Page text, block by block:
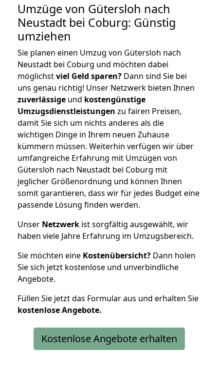
Umzüge von Gütersloh nach
Neustadt bei Coburg: Günstig
umziehen
Sie planen einen Umzug von Gütersloh nach
Neustadt bei Coburg und möchten dabei
möglichstviel Geld sparen? Dann sind Sie bei
uns genau richtig! Unser Netzwerk bieten Ihnen
zuverlässige und kostengünstige
Umzugsdienstleistungen zu fairen Preisen,
damit Sie sich um nichts anderes als die
wichtigen Dinge in Ihrem neuen Zuhause
kümmern müssen. Weiterhin verfügen wir über
umfangreiche Erfahrung mit Umzügen von
Gütersloh nach Neustadt bei Coburg mit
jeglicher Größenordnung und können Ihnen
somit garantieren, dass wir für jedes Budget eine
passende Lösung finden werden.
Unser Netzwerk ist sorgfältig ausgewählt, wir
haben viele Jahre Erfahrung im Umzugsbereich.
Sie möchten eine Kostenübersicht? Dann holen
Sie sich jetzt kostenlose und unverbindliche
Angebote.
Füllen Sie jetzt das Formular aus und erhalten Sie
kostenloseAngebote.
Kostenlose Angebote erhalten